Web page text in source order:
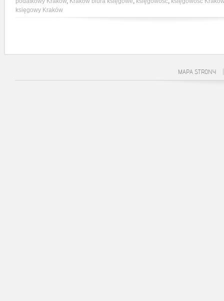
księgowy Kraków
MAPA STRONY